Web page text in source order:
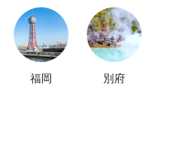
福岡 別府